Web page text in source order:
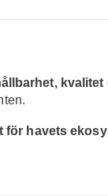
kvalitet
för havets